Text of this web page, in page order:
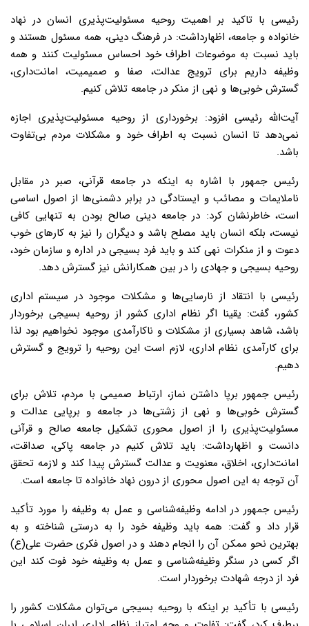
رئیسی با تاکید بر اهمیت روحیه مسئولیت‌پذیری انسان در نهاد
خانواده و جامعه، اظهارداشت: در فرهنگ دینی، همه مسئول هستند و
باید نسبت به موضوعات اطراف خود احساس مسئولیت کنند و همه
وظیفه داریم برای ترویج عدالت، صفا و صمیمیت، امانت‌داری،
گسترش خوبی‌ها و نهی از منکر در جامعه تلاش کنیم.
آیت‌الله رئیسی افزود: برخورداری از روحیه مسئولیت‌پذیری اجازه
نمی‌دهد تا انسان نسبت به اطراف خود و مشکلات مردم بی‌تفاوت
باشد.
رئیس جمهور با اشاره به اینکه در جامعه قرآنی، صبر در مقابل
ناملایمات و مصائب و ایستادگی در برابر دشمنی‌ها از اصول اساسی
است، خاطرنشان کرد: در جامعه دینی صالح بودن به تنهایی کافی
نیست، بلکه انسان باید مصلح باشد و دیگران را نیز به کارهای خوب
دعوت و از منکرات نهی کند و باید فرد بسیجی در اداره و سازمان خود،
روحیه بسیجی و جهادی را در بین همکارانش نیز گسترش دهد.
رئیسی با انتقاد از نارسایی‌ها و مشکلات موجود در سیستم اداری
کشور، گفت: یقینا اگر نظام اداری کشور از روحیه بسیجی برخوردار
باشد، شاهد بسیاری از مشکلات و ناکارآمدی موجود نخواهیم بود لذا
برای کارآمدی نظام اداری، لازم است این روحیه را ترویج و گسترش
دهیم.
رئیس جمهور برپا داشتن نماز، ارتباط صمیمی با مردم، تلاش برای
گسترش خوبی‌ها و نهی از زشتی‌ها در جامعه و برپایی عدالت و
مسئولیت‌پذیری را از اصول محوری تشکیل جامعه صالح و قرآنی
دانست و اظهارداشت: باید تلاش کنیم در جامعه پاکی، صداقت،
امانت‌داری، اخلاق، معنویت و عدالت گسترش پیدا کند و لازمه تحقق
آن توجه به این اصول محوری از درون نهاد خانواده تا جامعه است.
رئیس جمهور در ادامه وظیفه‌شناسی و عمل به وظیفه را مورد تأکید
قرار داد و گفت: همه باید وظیفه خود را به درستی شناخته و به
بهترین نحو ممکن آن را انجام دهند و در اصول فکری حضرت علی(ع)
اگر کسی در سنگر وظیفه‌شناسی و عمل به وظیفه‌ خود فوت کند این
فرد از درجه شهادت برخوردار است.
رئیسی با تأکید بر اینکه با روحیه بسیجی می‌توان مشکلات کشور را